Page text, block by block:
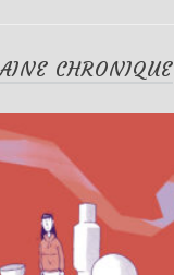
CHRONIQUE